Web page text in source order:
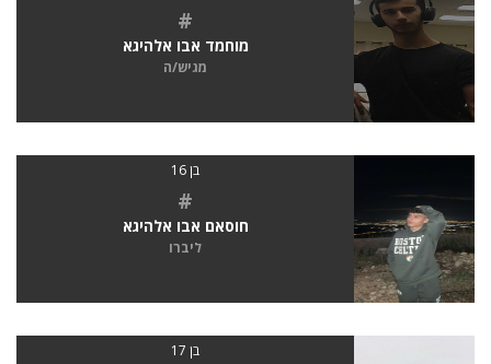
#
מוחמד אבו אלהיגא
מגיש/ה
בן 16
#
חוסאם אבו אלהיגא
ליברו
בן 17